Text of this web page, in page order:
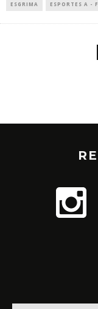
ESGRIMA ESPORTES A - F